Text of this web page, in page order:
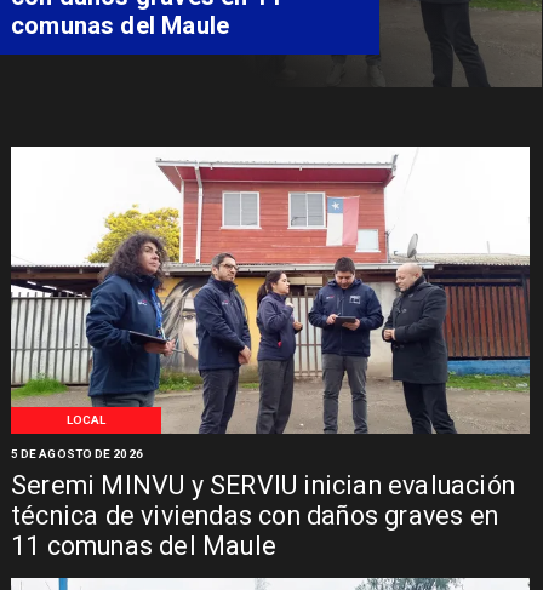
LOCAL
Seremi MINVU y SERVIU inician evaluación
técnica de viviendas con daños graves en
11 comunas del Maule
5 DE AGOSTO DE 2026
comunas del Maule